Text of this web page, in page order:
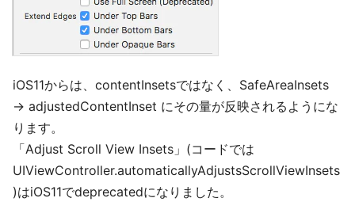
iOS11からは、contentInsetsではなく、SafeAreaInsets
→ adjustedContentInset にその量が反映されるようにな
ります。
「Adjust Scroll View Insets」(コードでは
UIViewController.automaticallyAdjustsScrollViewInsets
)はiOS11でdeprecatedになりました。